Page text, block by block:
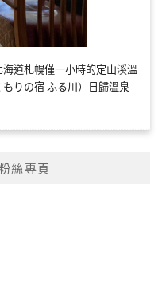
道札幌僅一小時的定山溪溫
りの宿 ふる川）日歸溫泉
絲專頁